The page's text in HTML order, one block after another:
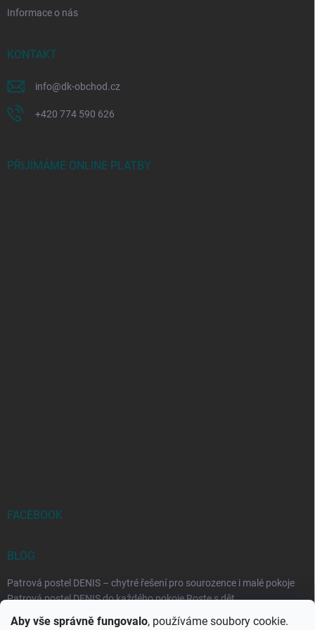
Aby vše správně fungovalo, používáme soubory cookie.
Informace o nás
KONTAKT
info@dk-obchod.cz
+420 774 590 626
PŘIJÍMÁME ONLINE PLATBY
FACEBOOK
BLOG
Patrová postel DENIS – chytré řešení pro sourozence i malé pokoje
Patrová postel DENIS do každého pokoje Roste s dět...
Rozkládací postele RELAX – ideální řešení pro malé prostory i